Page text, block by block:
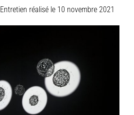
Entretien réalisé le 10 novembre 2021